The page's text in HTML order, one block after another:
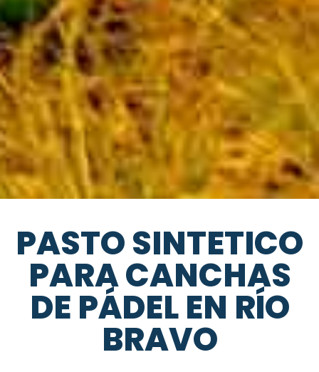
PASTO SINTETICO
PARA CANCHAS
DE PÁDEL EN RÍO
BRAVO